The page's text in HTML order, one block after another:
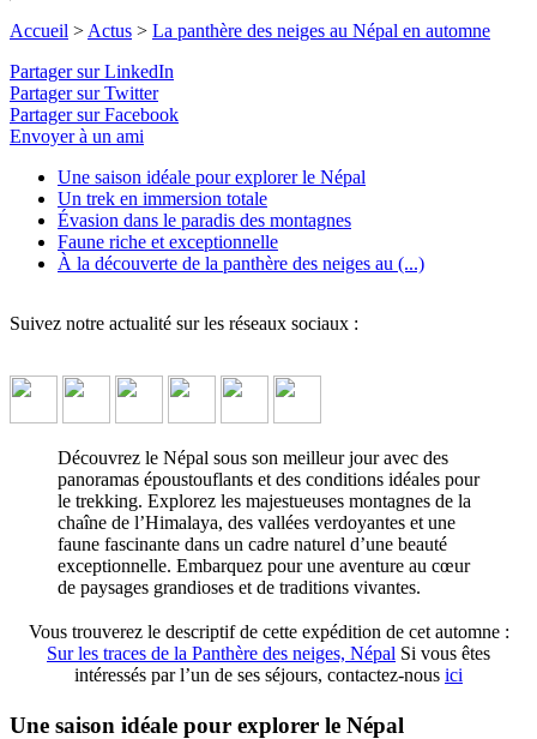
automne
Voyagez au Népal pour découvrir des panoramas
spectaculaires, des treks inoubliables et une faune fascinante
dans un cadre naturel époustouflant.↓ Lire le descriptif détaillé
plus bas ↓
Accueil > Actus > La panthère des neiges au Népal en automne
Partager sur LinkedIn
Partager sur Twitter
Partager sur Facebook
Envoyer à un ami
Une saison idéale pour explorer le Népal
Un trek en immersion totale
Évasion dans le paradis des montagnes
Faune riche et exceptionnelle
À la découverte de la panthère des neiges au (...)
Suivez notre actualité sur les réseaux sociaux :
Découvrez le Népal sous son meilleur jour avec des
panoramas époustouflants et des conditions idéales pour
le trekking. Explorez les majestueuses montagnes de la
chaîne de l’Himalaya, des vallées verdoyantes et une
faune fascinante dans un cadre naturel d’une beauté
exceptionnelle. Embarquez pour une aventure au cœur
de paysages grandioses et de traditions vivantes.
Vous trouverez le descriptif de cette expédition de cet automne :
Sur les traces de la Panthère des neiges, Népal Si vous êtes
intéressés par l’un de ses séjours, contactez-nous ici
Une saison idéale pour explorer le Népal